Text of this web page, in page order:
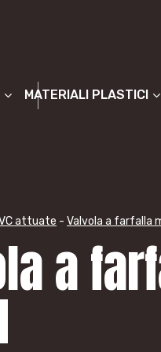
MATERIALI PLASTICI
attuate - Valvola a farfalla
a